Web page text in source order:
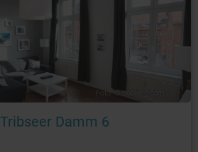
Foto: © booking.com
Damm 6